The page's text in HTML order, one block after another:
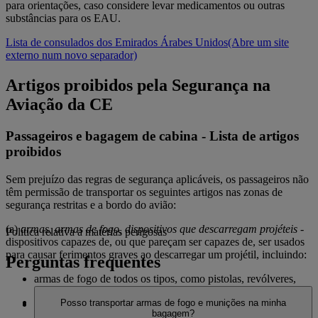
para orientações, caso considere levar medicamentos ou outras
substâncias para os EAU.
Lista de consulados dos Emirados Árabes Unidos(Abre um site
externo num novo separador)
Artigos proibidos pela Segurança na
Aviação da CE
Passageiros e bagagem de cabina - Lista de artigos
proibidos
Sem prejuízo das regras de segurança aplicáveis, os passageiros não
têm permissão de transportar os seguintes artigos nas zonas de
segurança restritas e a bordo do avião:
(a)armas, armas de fogo, dispositivos que descarregam projéteis -
dispositivos capazes de, ou que pareçam ser capazes de, ser usados
para causar ferimentos graves ao descarregar um projétil, incluindo:
armas de fogo de todos os tipos, como pistolas, revólveres,
espingardas, caçadeiras,
armas de brinquedo, réplicas e imitações de armas de fogo
Política relativa a matérias perigosas
Perguntas frequentes
Posso transportar armas de fogo e munições na minha
bagagem?